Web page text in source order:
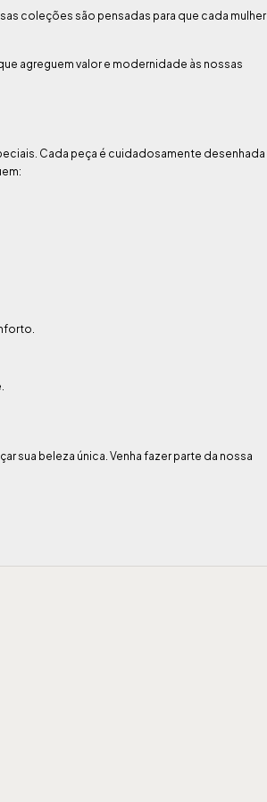
coleções são pensadas para que cada mulher
agreguem valor e modernidade às nossas
Cada peça é cuidadosamente desenhada
sua beleza única. Venha fazer parte da nossa